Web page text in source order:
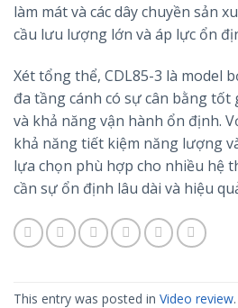
làm mát và các dây chuyền sản
cầu lưu lượng lớn và áp lực ổn
Xét tổng thể, CDL85-3 là model
đa tầng cánh có sự cân bằng
và khả năng vận hành ổn định.
khả năng tiết kiệm năng lượng
lựa chọn phù hợp cho nhiều hệ
cần sự ổn định lâu dài và hiệu
This entry was posted in Video review